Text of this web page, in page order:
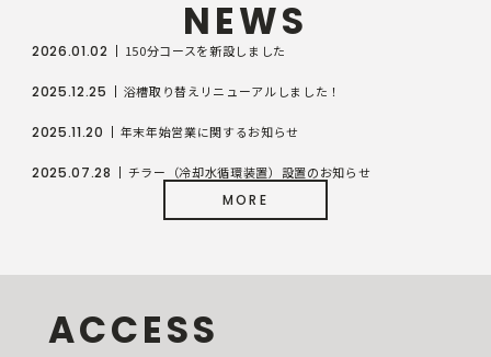
NEWS
2026.01.02 150分コースを新設しました
2025.12.25 浴槽取り替えリニューアルしました！
2025.11.20 年末年始営業に関するお知らせ
2025.07.28 チラー（冷却水循環装置）設置のお知らせ
MORE
ACCESS